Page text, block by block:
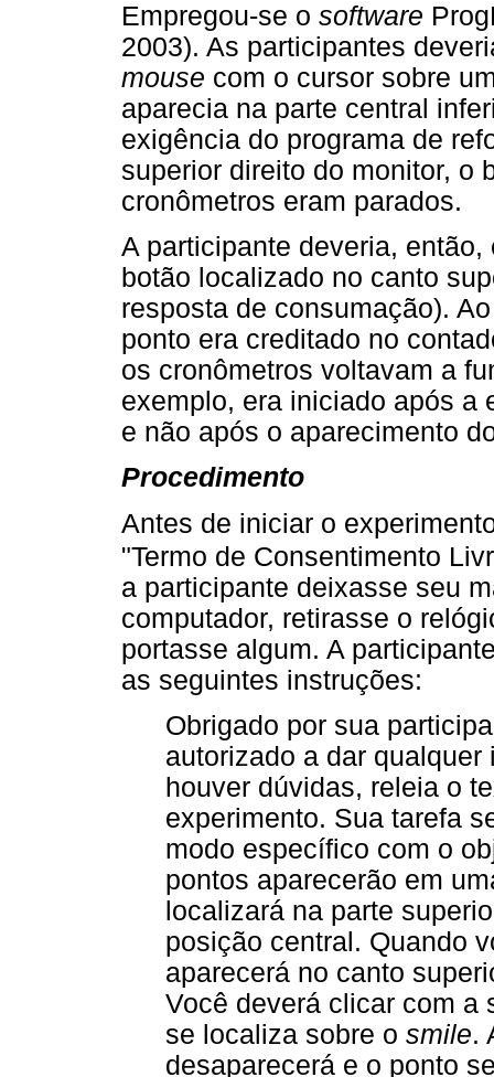
Empregou-se o software
2003). As participantes
mouse com o cursor sobre
aparecia na parte central
exigência do programa de
superior direito do monitor, o
cronômetros eram parados.
A participante deveria,
botão localizado no canto
resposta de consumação).
ponto era creditado no
os cronômetros voltavam a
exemplo, era iniciado após a
e não após o aparecimento
Procedimento
Antes de iniciar o
"Termo de Consentimento
a participante deixasse seu
computador, retirasse o
portasse algum. A
as seguintes instruções:
Obrigado por sua
autorizado a dar
houver dúvidas, releia o
experimento. Sua tarefa
modo específico com o
pontos aparecerão em
localizará na parte
posição central. Quando
aparecerá no canto
Você deverá clicar com a
se localiza sobre o smile.
desaparecerá e o ponto